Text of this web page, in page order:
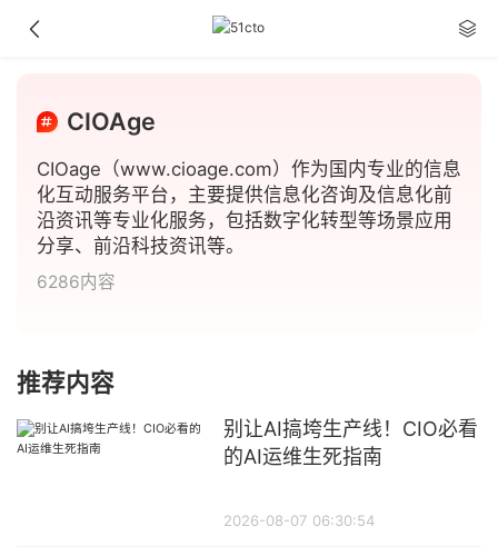
CIOAge
CIOage（www.cioage.com）作为国内专业的信息
化互动服务平台，主要提供信息化咨询及信息化前
沿资讯等专业化服务，包括数字化转型等场景应用
分享、前沿科技资讯等。
6286内容
推荐内容
别让AI搞垮生产线！CIO必看
的AI运维生死指南
2026-08-07 06:30:54